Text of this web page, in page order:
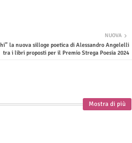
NUOVA
la nuova silloge poetica di Alessandro Angelelli
tra i libri proposti per il Premio Strega Poesia 2024
Mostra di più